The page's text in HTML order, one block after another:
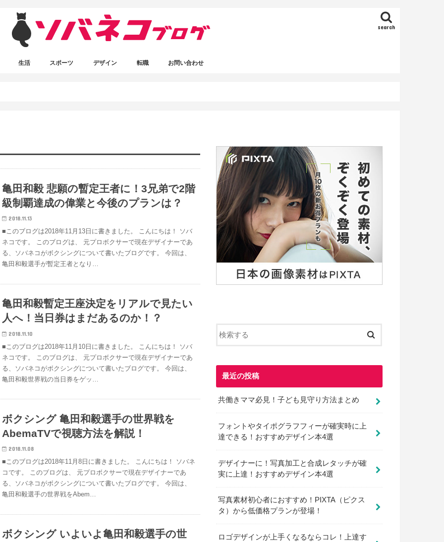
search
生活 スポーツ デザイン 転職 お問い合わせ
亀田和毅 悲願の暫定王者に！3兄弟で2階
級制覇達成の偉業と今後のプランは？
2018.11.13
■このブログは2018年11月13日に書きました。 こんにちは！ ソバ
ネコです。 このブログは、 元プロボクサーで現在デザイナーであ
る、ソバネコがボクシングについて書いたブログです。 今回は、
亀田和毅選手が暫定王者となり…
亀田和毅暫定王座決定をリアルで見たい
人へ！当日券はまだあるのか！？
2018.11.10
■このブログは2018年11月10日に書きました。 こんにちは！ ソバ
ネコです。 このブログは、 元プロボクサーで現在デザイナーであ
る、ソバネコがボクシングについて書いたブログです。 今回は、
亀田和毅世界戦の当日券をゲッ…
ボクシング 亀田和毅選手の世界戦を
AbemaTVで視聴方法を解説！
2018.11.08
■このブログは2018年11月8日に書きました。 こんにちは！ ソバネ
コです。 このブログは、 元プロボクサーで現在デザイナーであ
る、ソバネコがボクシングについて書いたブログです。 今回は、
亀田和毅選手の世界戦をAbem…
ボクシング いよいよ亀田和毅選手の世
最近の投稿
共働きママ必見！子ども見守り方法まとめ
フォントやタイポグラフフィーが確実時に上
達できる！おすすめデザイン本4選
デザイナーに！写真加工と合成レタッチが確
実に上達！おすすめデザイン本4選
写真素材初心者におすすめ！PIXTA（ピクス
タ）から低価格プランが登場！
ロゴデザインが上手くなるならコレ！上達す